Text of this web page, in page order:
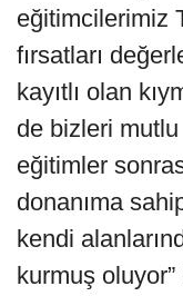
eğitimcilerimiz
fırsatları
kayıtlı olan
de bizleri
eğitimler
donanıma
kendi
kurmuş